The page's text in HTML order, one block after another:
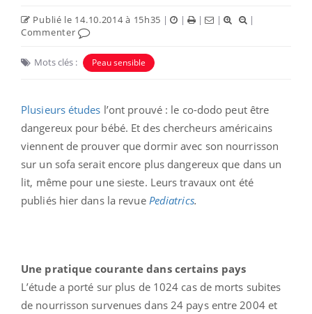
Publié le 14.10.2014 à 15h35 | | | |
|
Commenter
Mots clés : Peau sensible
Plusieurs études l’ont prouvé : le co-dodo peut être
dangereux pour bébé. Et des chercheurs américains
viennent de prouver que dormir avec son nourrisson
sur un sofa serait encore plus dangereux que dans un
lit, même pour une sieste. Leurs travaux ont été
publiés hier dans la revue Pediatrics.
Une pratique courante dans certains pays
L’étude a porté sur plus de 1024 cas de morts subites
de nourrisson survenues dans 24 pays entre 2004 et